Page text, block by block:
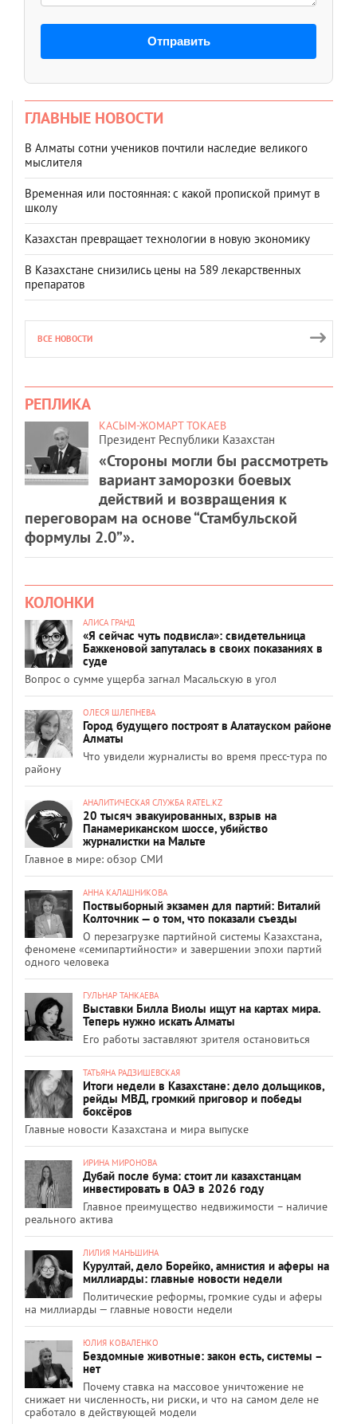
Отправить
ГЛАВНЫЕ НОВОСТИ
В Алматы сотни учеников почтили наследие великого
мыслителя
Временная или постоянная: с какой пропиской примут в
школу
Казахстан превращает технологии в новую экономику
В Казахстане снизились цены на 589 лекарственных
препаратов
ВСЕ НОВОСТИ
РЕПЛИКА
КАСЫМ-ЖОМАРТ ТОКАЕВ
Президент Республики Казахстан
«Стороны могли бы рассмотреть
вариант заморозки боевых
действий и возвращения к
переговорам на основе “Стамбульской
формулы 2.0”».
КОЛОНКИ
АЛИСА ГРАНД
«Я сейчас чуть подвисла»: свидетельница
Бажкеновой запуталась в своих показаниях в
суде
Вопрос о сумме ущерба загнал Масальскую в угол
ОЛЕСЯ ШЛЕПНЕВА
Город будущего построят в Алатауском районе
Алматы
Что увидели журналисты во время пресс-тура по
району
АНАЛИТИЧЕСКАЯ СЛУЖБА RATEL.KZ
20 тысяч эвакуированных, взрыв на
Панамериканском шоссе, убийство
журналистки на Мальте
Главное в мире: обзор СМИ
АННА КАЛАШНИКОВА
Поствыборный экзамен для партий: Виталий
Колточник — о том, что показали съезды
О перезагрузке партийной системы Казахстана,
феномене «семипартийности» и завершении эпохи партий
одного человека
ГУЛЬНАР ТАНКАЕВА
Выставки Билла Виолы ищут на картах мира.
Теперь нужно искать Алматы
Его работы заставляют зрителя остановиться
ТАТЬЯНА РАДЗИШЕВСКАЯ
Итоги недели в Казахстане: дело дольщиков,
рейды МВД, громкий приговор и победы
боксёров
Главные новости Казахстана и мира выпуске
ИРИНА МИРОНОВА
Дубай после бума: стоит ли казахстанцам
инвестировать в ОАЭ в 2026 году
Главное преимущество недвижимости – наличие
реального актива
ЛИЛИЯ МАНЬШИНА
Курултай, дело Борейко, амнистия и аферы на
миллиарды: главные новости недели
Политические реформы, громкие суды и аферы
на миллиарды — главные новости недели
ЮЛИЯ КОВАЛЕНКО
Бездомные животные: закон есть, системы –
нет
Почему ставка на массовое уничтожение не
снижает ни численность, ни риски, и что на самом деле не
сработало в действующей модели